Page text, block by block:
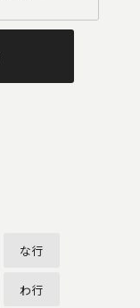
な行
わ行